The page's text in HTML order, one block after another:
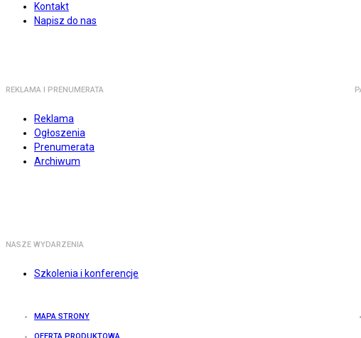
Kontakt
Napisz do nas
REKLAMA I PRENUMERATA
Reklama
Ogłoszenia
Prenumerata
Archiwum
NASZE WYDARZENIA
Szkolenia i konferencje
MAPA STRONY